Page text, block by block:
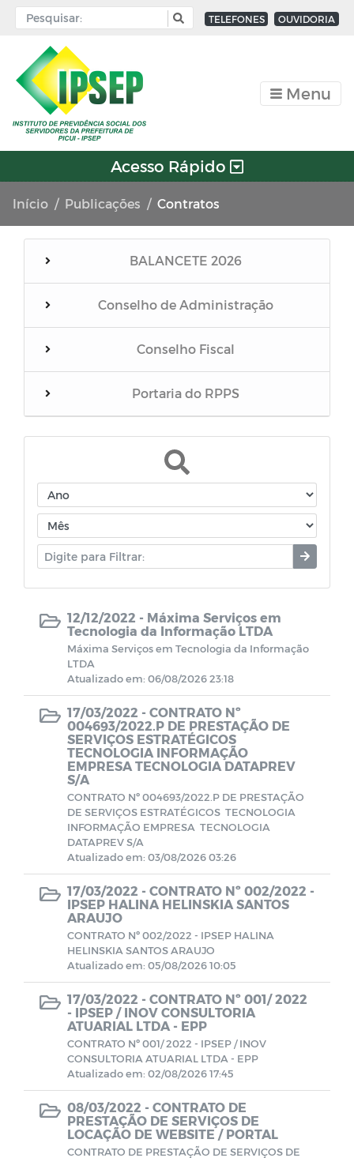
TELEFONES OUVIDORIA
Menu
Acesso Rápido
Início Publicações Contratos
BALANCETE 2026
Conselho de Administração
Conselho Fiscal
Portaria do RPPS
Balanços
RREO do RPPS
Eventos
Folha inativos
Folha Pensionista
Demonstrativo Previdenciários DAIR
Demonstrativo Previdenciários DEPIN
Demonstrativo Previdenciários DIPR
Demonstrativos Previdenciários DRAA
Demonstrativos Contábeis
Comitê de Investimentos
Contratos
BALANCETES 2022
Avisos
PORTARIAS RPPS 2023
12/12/2022 - Máxima Serviços em
Tecnologia da Informação LTDA
Máxima Serviços em Tecnologia da Informação
LTDA
Atualizado em: 06/08/2026 23:18
17/03/2022 - CONTRATO Nº
004693/2022.P DE PRESTAÇÃO DE
SERVIÇOS ESTRATÉGICOS
TECNOLOGIA INFORMAÇÃO
EMPRESA TECNOLOGIA DATAPREV
S/A
CONTRATO Nº 004693/2022.P DE PRESTAÇÃO
DE SERVIÇOS ESTRATÉGICOS TECNOLOGIA
INFORMAÇÃO EMPRESA TECNOLOGIA
DATAPREV S/A
Atualizado em: 03/08/2026 03:26
17/03/2022 - CONTRATO Nº 002/2022 -
IPSEP HALINA HELINSKIA SANTOS
ARAUJO
CONTRATO Nº 002/2022 - IPSEP HALINA
HELINSKIA SANTOS ARAUJO
Atualizado em: 05/08/2026 10:05
17/03/2022 - CONTRATO Nº 001/ 2022
- IPSEP / INOV CONSULTORIA
ATUARIAL LTDA - EPP
CONTRATO Nº 001/ 2022 - IPSEP / INOV
CONSULTORIA ATUARIAL LTDA - EPP
Atualizado em: 02/08/2026 17:45
08/03/2022 - CONTRATO DE
PRESTAÇÃO DE SERVIÇOS DE
LOCAÇÃO DE WEBSITE / PORTAL
CONTRATO DE PRESTAÇÃO DE SERVIÇOS DE